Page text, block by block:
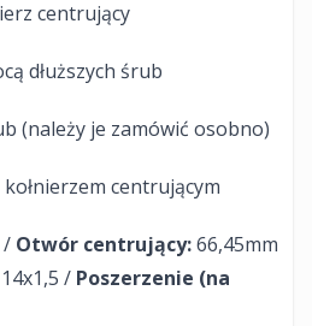
centrujący
dłuższych śrub
(należy je zamówić osobno)
centrującym
/ Otwór centrujący:66,45mm
/ Poszerzenie (na